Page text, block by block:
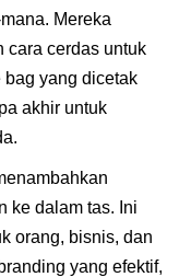
Mereka
cara cerdas untuk
bag yang dicetak
akhir untuk
ke dalam tas. Ini
orang, bisnis, dan
yang efektif,